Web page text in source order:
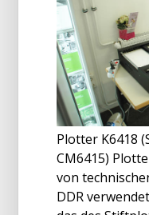
Plotter K6418
CM6415)
von
DDR